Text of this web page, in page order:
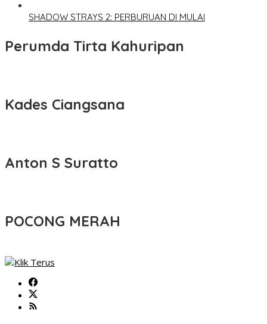
SHADOW STRAYS 2: PERBURUAN DI MULAI
Perumda Tirta Kahuripan
Kades Ciangsana
Anton S Suratto
POCONG MERAH